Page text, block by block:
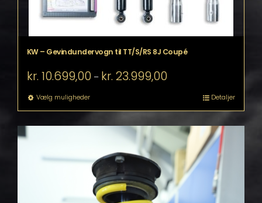
KW – Gevindundervogn til TT/S/RS 8J Coupé
kr. 10.699,00 – kr. 23.999,00Prisinterval:
Vælg mulighederDette
vare
varianter.
Mulighederne
kan
vælges
på
varesiden
Detaljer